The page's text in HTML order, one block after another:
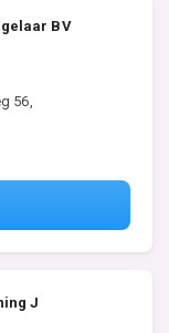
BV
56,
J